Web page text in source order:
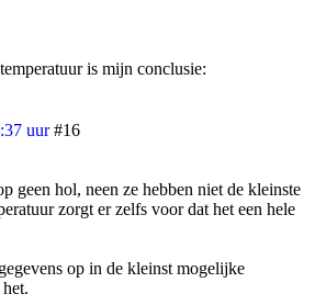
is mijn conclusie:
uur #16
geen hol, neen ze hebben niet de kleinste
zorgt er zelfs voor dat het een hele
op in de kleinst mogelijke